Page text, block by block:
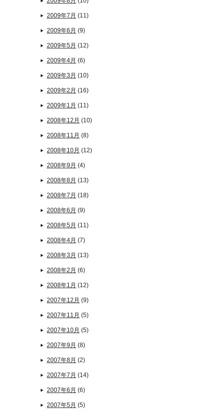
2009年7月 (11)
2009年6月 (9)
2009年5月 (12)
2009年4月 (6)
2009年3月 (10)
2009年2月 (16)
2009年1月 (11)
2008年12月 (10)
2008年11月 (8)
2008年10月 (12)
2008年9月 (4)
2008年8月 (13)
2008年7月 (18)
2008年6月 (9)
2008年5月 (11)
2008年4月 (7)
2008年3月 (13)
2008年2月 (6)
2008年1月 (12)
2007年12月 (9)
2007年11月 (5)
2007年10月 (5)
2007年9月 (8)
2007年8月 (2)
2007年7月 (14)
2007年6月 (6)
2007年5月 (5)